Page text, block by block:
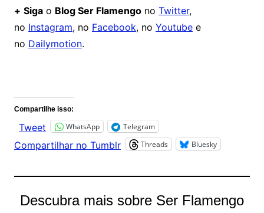
+ Sigao Blog Ser Flamengono Twitter,
no Instagram, no Facebook, no Youtubee
no Dailymotion.
Compartilhe isso:
Tweet WhatsApp Telegram
Compartilhar no Tumblr Threads Bluesky
Descubra mais sobre Ser Flamengo